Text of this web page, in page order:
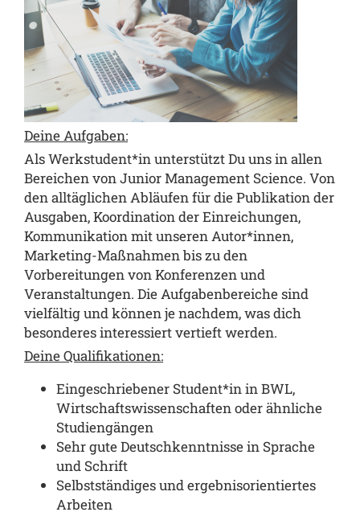
Deine Aufgaben:
Als Werkstudent*in unterstützt Du uns in allen
Bereichen von Junior Management Science. Von
den alltäglichen Abläufen für die Publikation der
Ausgaben, Koordination der Einreichungen,
Kommunikation mit unseren Autor*innen,
Marketing-Maßnahmen bis zu den
Vorbereitungen von Konferenzen und
Veranstaltungen. Die Aufgabenbereiche sind
vielfältig und können je nachdem, was dich
besonderes interessiert vertieft werden.
Deine Qualifikationen:
Eingeschriebener Student*in in BWL,
Wirtschaftswissenschaften oder ähnliche
Studiengängen
Sehr gute Deutschkenntnisse in Sprache
und Schrift
Selbstständiges und ergebnisorientiertes
Arbeiten